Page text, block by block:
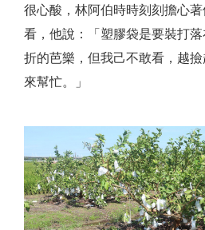
很心酸，林阿伯時時刻刻擔心
看，他說：「塑膠袋是要裝打
折的芭樂，但我己不敢看，越
來幫忙。」